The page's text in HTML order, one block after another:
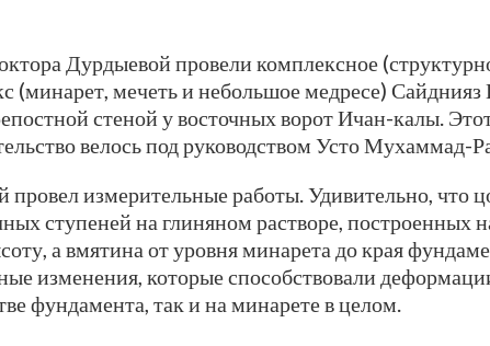
Дурдыевой провели комплексное
(минарет, мечеть и небольшое медресе)
стеной у восточных ворот Ичан-калы.
велось под руководством Усто Мухаммад-
измерительные работы. Удивительно, что
ступеней на глиняном растворе, построенных
а вмятина от уровня минарета до края
изменения, которые способствовали
фундамента, так и на минарете в целом.